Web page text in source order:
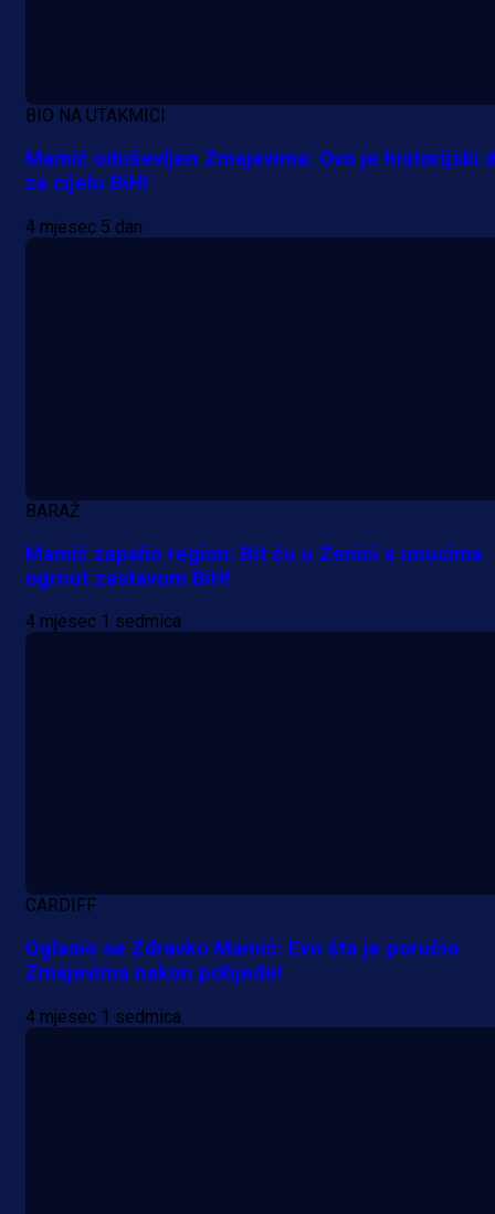
Njegova objava dolazi u veoma
zanimljivom trenutku!
evropska takmičenja i preuzmi
bonus dobrodošlice!
1 dan 4 h
BIO NA UTAKMICI
Mamić oduševljen Zmajevima: Ovo je historijski
za cijelu BiH!
4 mjesec 5 dan
BARAŽ
Mamić zapalio region: Bit ću u Zenici s unucima
ogrnut zastavom BiH!
4 mjesec 1 sedmica
CARDIFF
Oglasio se Zdravko Mamić: Evo šta je poručio
Zmajevima nakon pobjede!
4 mjesec 1 sedmica